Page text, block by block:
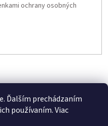
Ďalším prechádzaním
používaním. Viac
ochrany osobných